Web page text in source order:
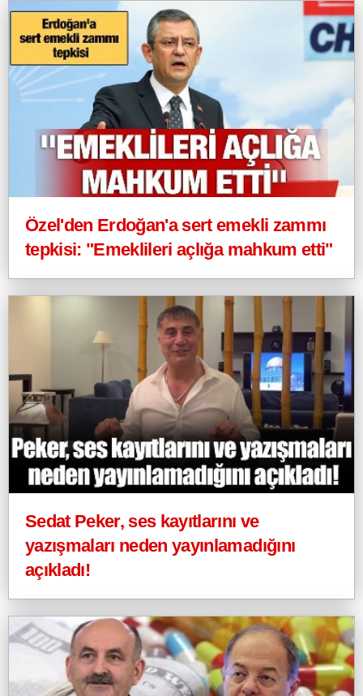
Özel'den Erdoğan'a sert emekli zammı
tepkisi: "Emeklileri açlığa mahkum etti"
Sedat Peker, ses kayıtlarını ve
yazışmaları neden yayınlamadığını
açıkladı!